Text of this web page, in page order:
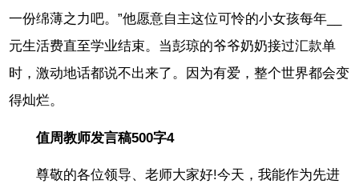
一份绵薄之力吧。”他愿意自主这位可怜的小女孩每年__
元生活费直至学业结束。当彭琼的爷爷奶奶接过汇款单
时，激动地话都说不出来了。因为有爱，整个世界都会变
得灿烂。
值周教师发言稿500字4
尊敬的各位领导、老师大家好!今天，我能作为先进